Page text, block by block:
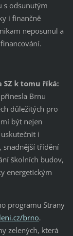
s odsunutým
i finančně
neposunul a
k tomu říká:
Brnu
důležitých pro
být nejen
i
snadnější třídění
školních budov,
energetickým
programu Strany
brno.
zelených, která